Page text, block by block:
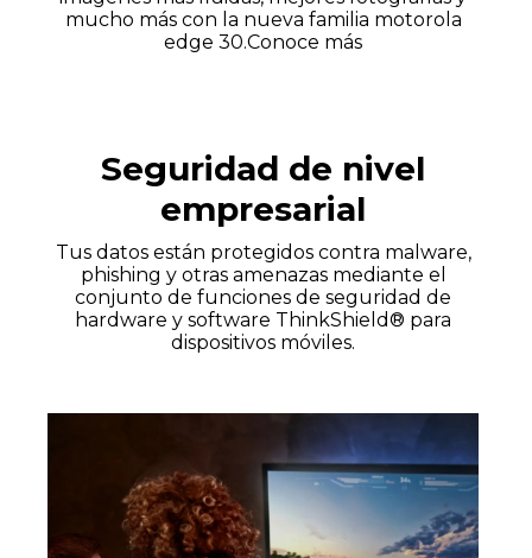
mucho más con la nueva familia motorola
edge 30.Conoce más
Seguridad de nivel
empresarial
Tus datos están protegidos contra malware,
phishing y otras amenazas mediante el
conjunto de funciones de seguridad de
hardware y software ThinkShield® para
dispositivos móviles.